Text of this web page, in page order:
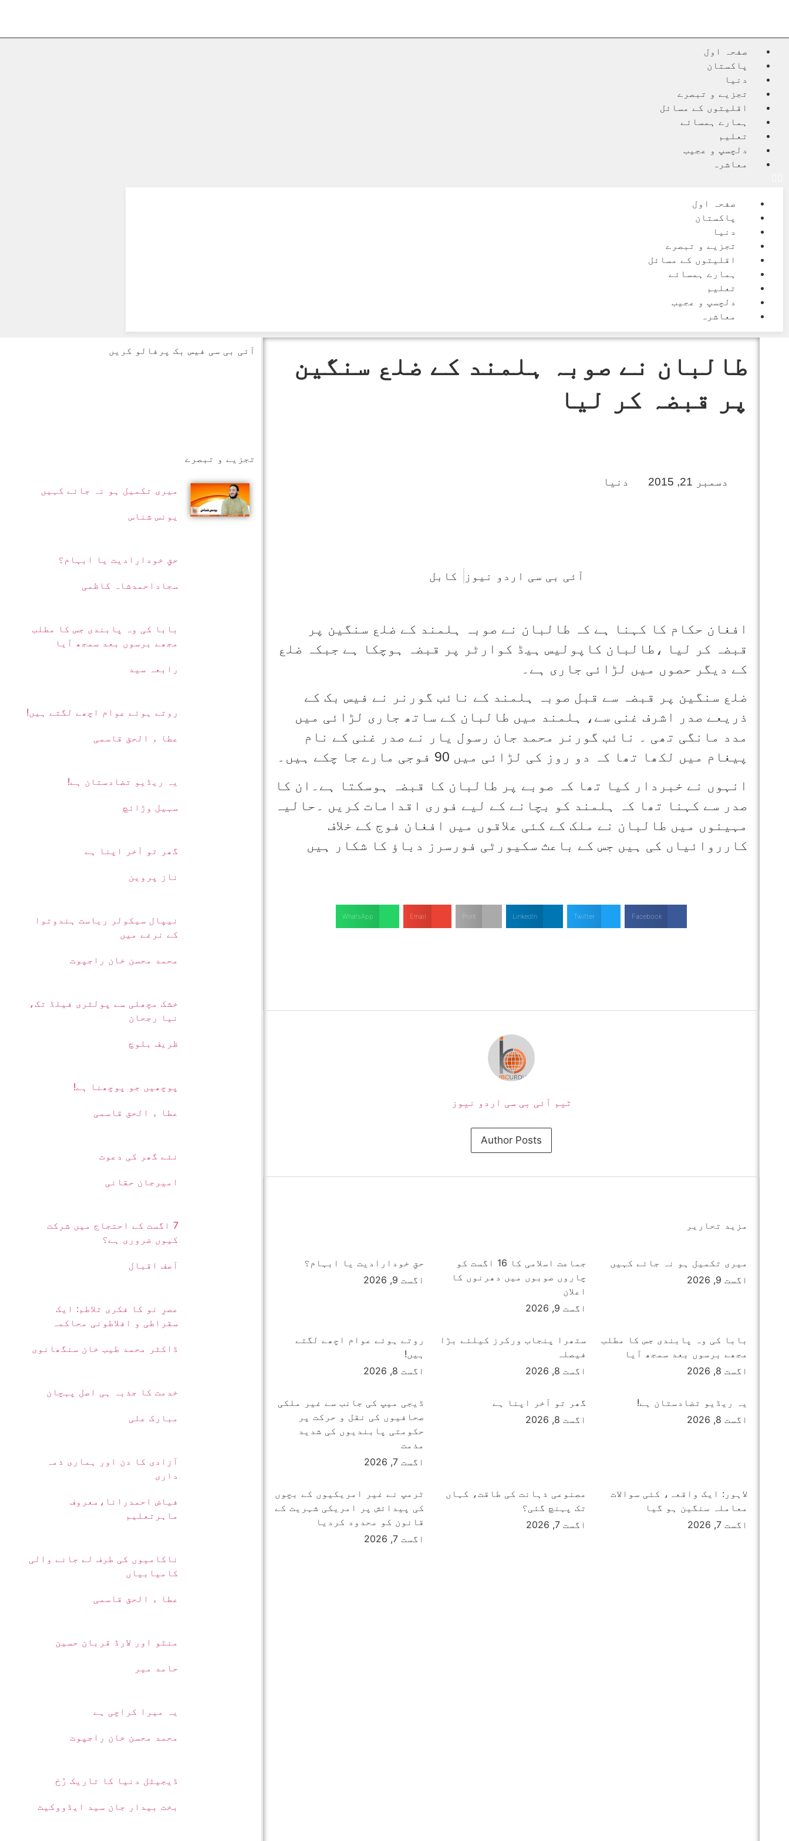
صفحہ اول
پاکستان
دنیا
تجزیے و تبصرے
اقلیتوں کے مسائل
ہمارے ہمسائے
تعلیم
دلچسپ و عجیب
معاشرہ
صفحہ اول
پاکستان
دنیا
تجزیے و تبصرے
اقلیتوں کے مسائل
ہمارے ہمسائے
تعلیم
دلچسپ و عجیب
معاشرہ
طالبان نے صوبہ ہلمند کے ضلع سنگین
پر قبضہ کر لیا
دسمبر 21, 2015 دنیا
آئی بی سی اردو نیوز کابل
افغان حکام کا کہنا ہے کہ طالبان نے صوبہ ہلمند کے ضلع سنگین پر
قبضہ کر لیا ،طالبان کاپولیس ہیڈ کوارٹر پر قبضہ ہوچکا ہے جبکہ ضلع
کے دیگر حصوں میں لڑائی جاری ہے۔
ضلع سنگین پر قبضہ سے قبل صوبہ ہلمند کے نائب گورنر نے فیس بک کے
ذریعے صدر اشرف غنی سے، ہلمند میں طالبان کے ساتھ جاری لڑائی میں
مدد مانگی تھی ۔ نائب گورنر محمد جان رسول یار نے صدر غنی کے نام
پیغام میں لکھا تھا کہ دو روز کی لڑائی میں 90 فوجی مارے جا چکے ہیں۔
انہوں نے خبردار کیا تھا کہ صوبے پر طالبان کا قبضہ ہوسکتا ہے۔ان کا
صدر سے کہنا تھا کہ ہلمند کو بچانے کے لیے فوری اقدامات کریں ۔حالیہ
مہینوں میں طالبان نے ملک کے کئی علاقوں میں افغان فوج کے خلاف
کارروائیاں کی ہیں جس کے باعث سکیورٹی فورسرز دباؤ کا شکار ہیں
Facebook
Twitter
LinkedIn
Print
Email
WhatsApp
ٹیم آئی بی سی اردو نیوز
Author Posts
مزید تحاریر
میری تکمیل ہو نہ جائے کہیں
اگست 9, 2026
جماعت اسلامی کا 16 اگست کو
چاروں صوبوں میں دھرنوں کا
اعلان
اگست 9, 2026
حقِ خودارادیت یا ابہام؟
اگست 9, 2026
بابا کی وہ پابندی جس کا مطلب
مجھے برسوں بعد سمجھ آیا
اگست 8, 2026
ستھرا پنجاب ورکرز کیلئے بڑا
فیصلہ
اگست 8, 2026
روتے ہوئے عوام اچھے لگتے
ہیں!
اگست 8, 2026
یہ ریڈیو تضادستان ہے!
اگست 8, 2026
گھر تو آخر اپنا ہے
اگست 8, 2026
ڈیجی میپ کی جانب سے غیر ملکی
صحافیوں کی نقل و حرکت پر
حکومتی پابندیوں کی شدید
مذمت
اگست 7, 2026
لاہور: ایک واقعہ، کئی سوالات
معاملہ سنگین ہو گیا
اگست 7, 2026
مصنوعی ذہانت کی طاقت، کہاں
تک پہنچ گئی؟
اگست 7, 2026
ٹرمپ نے غیر امریکیوں کے بچوں
کی پیدائش پر امریکی شہریت کے
قانون کو محدود کردیا
اگست 7, 2026
آئی بی سی فیس بک پرفالو کریں
تجزیے و تبصرے
میری تکمیل ہو نہ جائے کہیں
یونس شناس
حقِ خودارادیت یا ابہام؟
سجاداحمدشاہ کاظمی
بابا کی وہ پابندی جس کا مطلب
مجھے برسوں بعد سمجھ آیا
رابعہ سید
روتے ہوئے عوام اچھے لگتے ہیں!
عطا ء الحق قاسمی
یہ ریڈیو تضادستان ہے!
سہیل وڑائچ
گھر تو آخر اپنا ہے
ناز پروین
نیپال سیکولر ریاست ہندوتوا
کے نرغے میں
محمد محسن خان راجپوت
خشک مچھلی سے پولٹری فیلڈ تک،
نیا رجحان
ظریف بلوچ
پوچھیں جو پوچھنا ہے!
عطا ء الحق قاسمی
نئے گھر کی دعوت
امیرجان حقانی
7 اگست کے احتجاج میں شرکت
کیوں ضروری ہے؟
آصف اقبال
عصرِ نو کا فکری تلاطم: ایک
سقراطی و افلاطونی محاکمہ
ڈاکٹر محمد طیب خان سنگھانوی
خدمت کا جذبہ ہی اصل پہچان
مبارک علی
آزادی کا دن اور ہماری ذمہ
داری
فیاض احمدرانا،معروف
ماہرتعلیم
ناکامیوں کی طرف لے جانے والی
کامیابیاں
عطا ء الحق قاسمی
منٹو اور لارڈ قربان حسین
حامد میر
یہ میرا کراچی ہے
محمد محسن خان راجپوت
ڈیجیٹل دنیا کا تاریک رُخ
بخت بیدار جان سید ایڈووکیٹ